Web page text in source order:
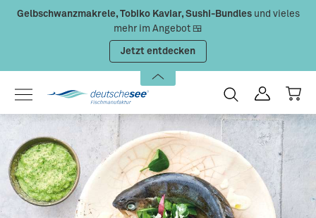
Zum Hauptinhalt springen
Gelbschwanzmakrele, Tobiko Kaviar, Sushi-Bundlesund vieles
mehr im Angebot 🍱
Jetzt entdecken